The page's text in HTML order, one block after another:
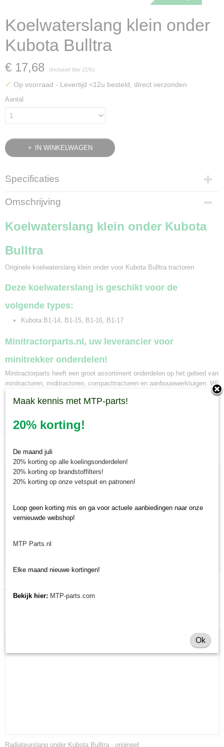
Koelwaterslang klein onder
Kubota Bulltra
€ 17,68 (inclusief btw 21%)
✓ Op voorraad - Levertijd <12u besteld, direct verzonden
Aantal
IN WINKELWAGEN
Specificaties
Bruto gewicht
0,05 Kg
Omschrijving
Koelwaterslang klein onder Kubota
Bulltra
Originele koelwaterslang klein onder voor Kubota Bulltra tractoren
Deze koelwaterslang is geschikt voor de
volgende types:
Kubota B1-14, B1-15, B1-16, B1-17
Minitractorparts.nl, uw leverancier voor
minitrekker onderdelen!
Minitractorparts heeft een groot assortiment onderdelen op het gebied van
minitractoren, miditractoren, compacttractoren en aanbouwwerktuigen. Wij
verkopen deze onderdelen met als specialisme de Japanse
minitractormerken Yanmar, Iseki, Kubota en Shibaura.
Minitractorparts.nl heeft een groot assortiment onderdelen, waaronder
deze koelwaterslang, voor uw Kubota B 1-14, B 1-15, B 1-16, B 1-17.
Ook interessant
€ 80,54
Radiateurslang onder Kubota Bulltra - origineel
Maak kennis met MTP-parts!
20% korting!
De maand juli
20% korting op alle koelingsonderdelen!
20% korting op brandstoffilters!
20% korting op onze vetspuit en patronen!
Loop geen korting mis en ga voor actuele aanbiedingen naar onze
vernieuwde webshop!
MTP Parts.nl
Elke maand nieuwe kortingen!
Bekijk hier: MTP-parts.com
Ok